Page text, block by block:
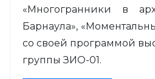
«Многогранники в
Барнаула»,
со своей программой
группы ЗИО-01.